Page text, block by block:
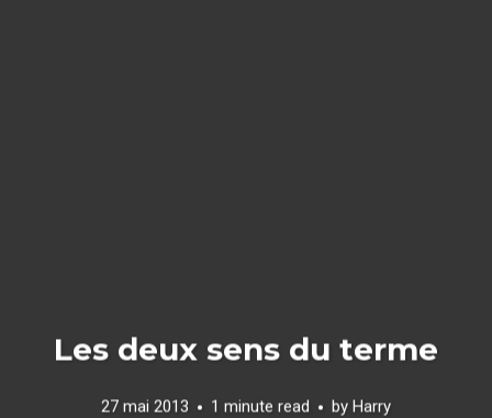
Les deux sens du terme
27 mai 2013 1 minute read by Harry